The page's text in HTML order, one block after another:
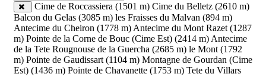
Cime de Roccassiera (1501 m) Cime du Belletz (2610 m)
Balcon du Gelas (3085 m) les Fraisses du Malvan (894 m)
Antecime du Cheiron (1778 m) Antecime du Mont Razet (1287
m) Pointe de la Corne de Bouc (Cime Est) (2414 m) Antecime
de la Tete Rougnouse de la Guercha (2685 m) le Mont (1792
m) Pointe de Gaudissart (1104 m) Montagne de Gourdan (Cime
Est) (1436 m) Pointe de Chavanette (1753 m) Tete du Villars